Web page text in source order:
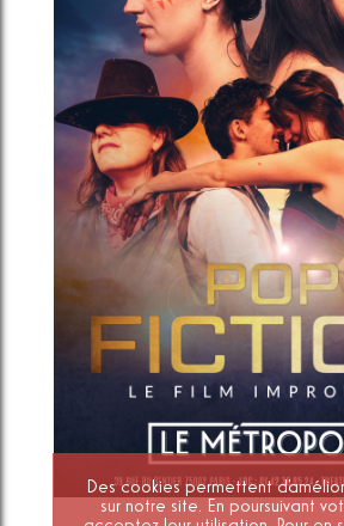
Des cookies permettent
sur notre site. En poursuivant